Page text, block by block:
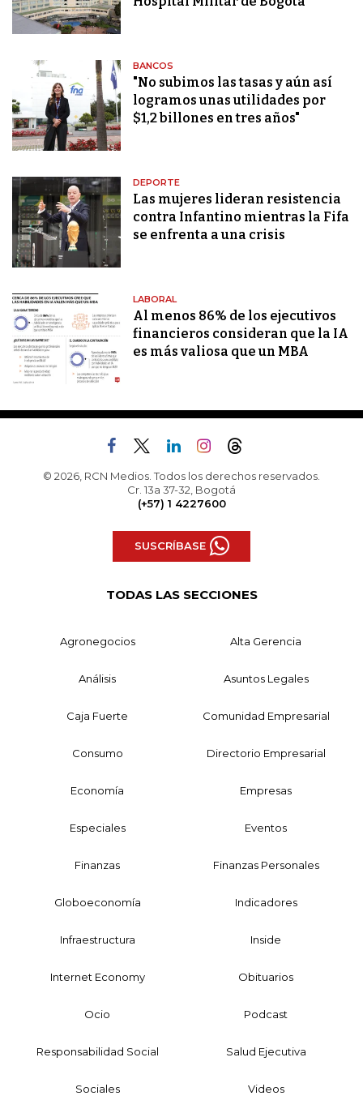
BANCOS
"No subimos las tasas y aún así
logramos unas utilidades por
$1,2 billones en tres años"
DEPORTE
Las mujeres lideran resistencia
contra Infantino mientras la Fifa
se enfrenta a una crisis
LABORAL
Al menos 86% de los ejecutivos
financieros consideran que la IA
es más valiosa que un MBA
© 2026, RCN Medios. Todos los derechos reservados.
Cr. 13a 37-32, Bogotá
(+57) 1 4227600
SUSCRÍBASE
TODAS LAS SECCIONES
Agronegocios Alta Gerencia
Análisis Asuntos Legales
Caja Fuerte Comunidad Empresarial
Consumo Directorio Empresarial
Economía Empresas
Especiales Eventos
Finanzas Finanzas Personales
Globoeconomía Indicadores
Infraestructura Inside
Internet Economy Obituarios
Ocio Podcast
Responsabilidad Social Salud Ejecutiva
Sociales Videos